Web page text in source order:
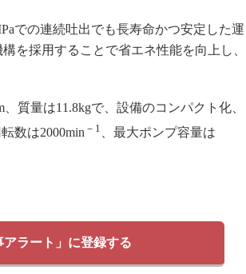
での連続吐出でも長寿命かつ安定した運
を採用することで省エネ性能を向上し、
質量は11.8kgで、設備のコンパクト化、
数は2000min －1
、最大ポンプ容量は
ラート」に登録する